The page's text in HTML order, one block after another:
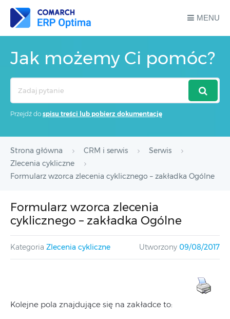
MENU
Jak możemy Ci pomóc?
Przejdź do spisu treści lub pobierz dokumentację
Strona główna CRM i serwis
Serwis
Zlecenia cykliczne
Formularz wzorca zlecenia cyklicznego – zakładka Ogólne
Formularz wzorca zlecenia
cyklicznego – zakładka Ogólne
Kategoria Zlecenia cykliczne Utworzony 09/08/2017
Kolejne pola znajdujące się na zakładce to: